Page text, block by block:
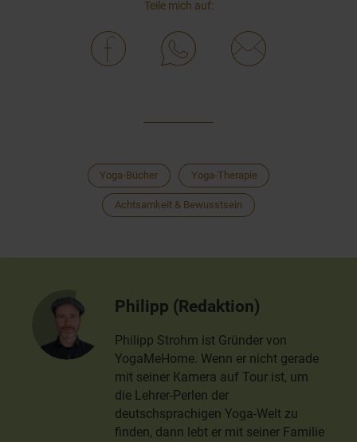
Teile mich auf:
Yoga-Bücher Yoga-Therapie
Achtsamkeit & Bewusstsein
Philipp (Redaktion)
Philipp Strohm ist Gründer von
YogaMeHome. Wenn er nicht gerade
mit seiner Kamera auf Tour ist, um
die Lehrer-Perlen der
deutschsprachigen Yoga-Welt zu
finden, dann lebt er mit seiner Familie